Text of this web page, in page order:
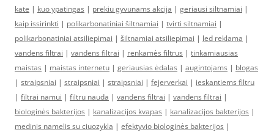
kate | kuo ypatingas | prekiu gyvunams akcija | geriausi siltnamiai |
kaip issirinkti | polikarbonatiniai šiltnamiai | tvirti siltnamiai |
polikarbonatiniai atsiliepimai | šiltnamiai atsiliepimai | led reklama |
vandens filtrai | vandens filtrai | renkamės filtrus | tinkamiausias
maistas | maistas internetu | geriausias ėdalas | augintojams | blogas
| straipsniai | straipsniai | straipsniai | fejerverkai | ieskantiems filtru
| filtrai namui | filtru nauda | vandens filtrai | vandens filtrai |
biologinės bakterijos | kanalizacijos kvapas | kanalizacijos bakterijos |
medinis namelis su ciuozykla | efektyvio biologinės bakterijos |